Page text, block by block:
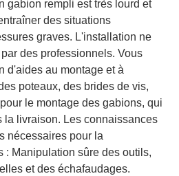
gabion rempli est très lourd et
des situations
graves. L'installation ne
des professionnels. Vous
d'aides au montage et à
poteaux, des brides de vis,
le montage des gabions, qui
la livraison. Les connaissances
nécessaires pour la
: Manipulation sûre des outils,
et des échafaudages.